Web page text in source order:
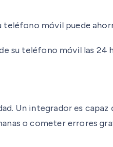
teléfono móvil puede
su teléfono móvil las 24
Un integrador es
o cometer errores